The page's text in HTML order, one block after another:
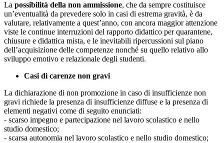
La possibilità della non ammissione, che da sempre costituisce
un’eventualità da prevedere solo in casi di estrema gravità, è da
valutare, relativamente a quest’anno, con ancora maggior attenzione
viste le continue interruzioni del rapporto didattico per quarantene,
chiusure e didattica mista, e le inevitabili ripercussioni sul piano
dell’acquisizione delle competenze nonché su quello relativo allo
sviluppo emotivo e relazionale degli studenti.
Casi di carenze non gravi
La dichiarazione di non promozione in caso di insufficienze non
gravi richiede la presenza di insufficienze diffuse e la presenza di
elementi negativi come di seguito enunciati:
- scarso impegno e partecipazione nel lavoro scolastico e nello
studio domestico;
- scarsa autonomia nel lavoro scolastico e nello studio domestico;